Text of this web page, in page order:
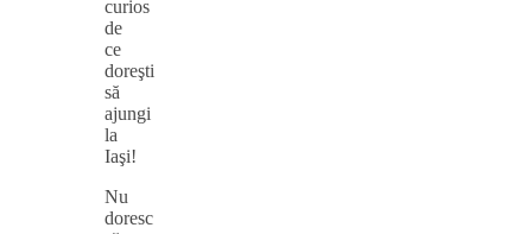
curios
de
ce
doreşti
să
ajungi
la
Iaşi!
Nu
doresc